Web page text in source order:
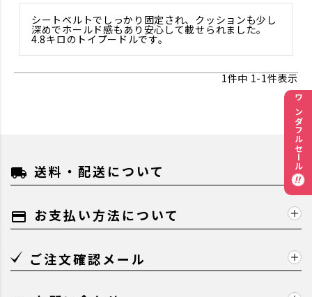
シートベルトでしっかり固定され、クッションも少し
深めでホールド感もあり安心して載せられました。
4.8キロのトイプードルです。
1件中 1-1件表示
local_shipping 送料・配送について
payment お支払い方法について
ご注文確認メール
ワンダフルセール